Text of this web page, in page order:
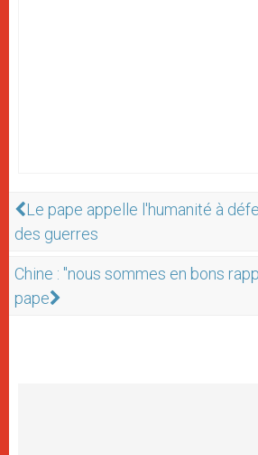
Le pape appelle l'humanité à
des guerres
Chine : "nous sommes en bons
pape